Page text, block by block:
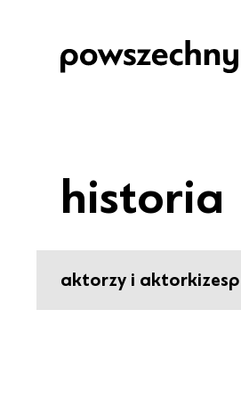
historia
aktorzy i aktorki